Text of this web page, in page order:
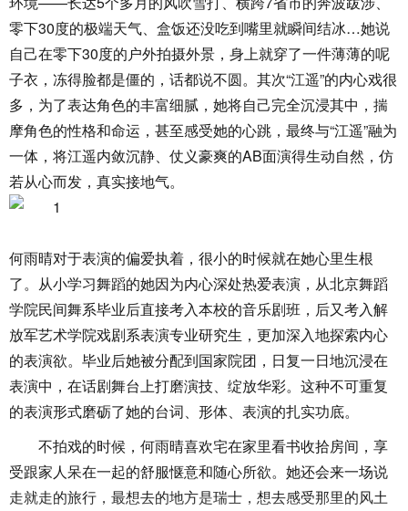
零下30度的极端天气、盒饭还没吃到嘴里就瞬间结冰…她说
自己在零下30度的户外拍摄外景，身上就穿了一件薄薄的呢
子衣，冻得脸都是僵的，话都说不圆。其次“江遥”的内心戏很
多，为了表达角色的丰富细腻，她将自己完全沉浸其中，揣
摩角色的性格和命运，甚至感受她的心跳，最终与“江遥”融为
一体，将江遥内敛沉静、仗义豪爽的AB面演得生动自然，仿
若从心而发，真实接地气。
何雨晴对于表演的偏爱执着，很小的时候就在她心里生根
了。从小学习舞蹈的她因为内心深处热爱表演，从北京舞蹈
学院民间舞系毕业后直接考入本校的音乐剧班，后又考入解
放军艺术学院戏剧系表演专业研究生，更加深入地探索内心
的表演欲。毕业后她被分配到国家院团，日复一日地沉浸在
表演中，在话剧舞台上打磨演技、绽放华彩。这种不可重复
的表演形式磨砺了她的台词、形体、表演的扎实功底。
不拍戏的时候，何雨晴喜欢宅在家里看书收拾房间，享
受跟家人呆在一起的舒服惬意和随心所欲。她还会来一场说
走就走的旅行，最想去的地方是瑞士，想去感受那里的风土